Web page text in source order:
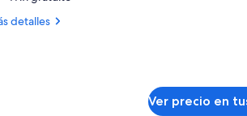
detalles
Ver precio en